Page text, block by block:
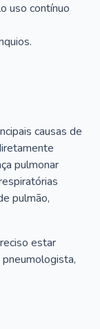
uso contínuo
causas de
pulmonar
pulmão,
estar